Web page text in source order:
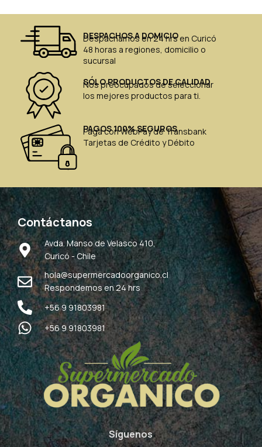
DESPACHOS A DOMICIO
Despachamos en 24 hrs en Curicó
48 horas a regiones, domicilio o
sucursal
SÓLO PRODUCTOS DE CALIDAD
Nos preocupados de seleccionar
los mejores productos para ti.
PAGOS 100% SEGUROS
Paga con WebPay de Transbank
Tarjetas de Crédito y Débito
Contáctanos
Avda. Manso de Velasco 410,
Curicó - Chile
hola@supermercadoorganico.cl
Respondemos en 24 hrs
+56 9 91803981
+56 9 91803981
Síguenos